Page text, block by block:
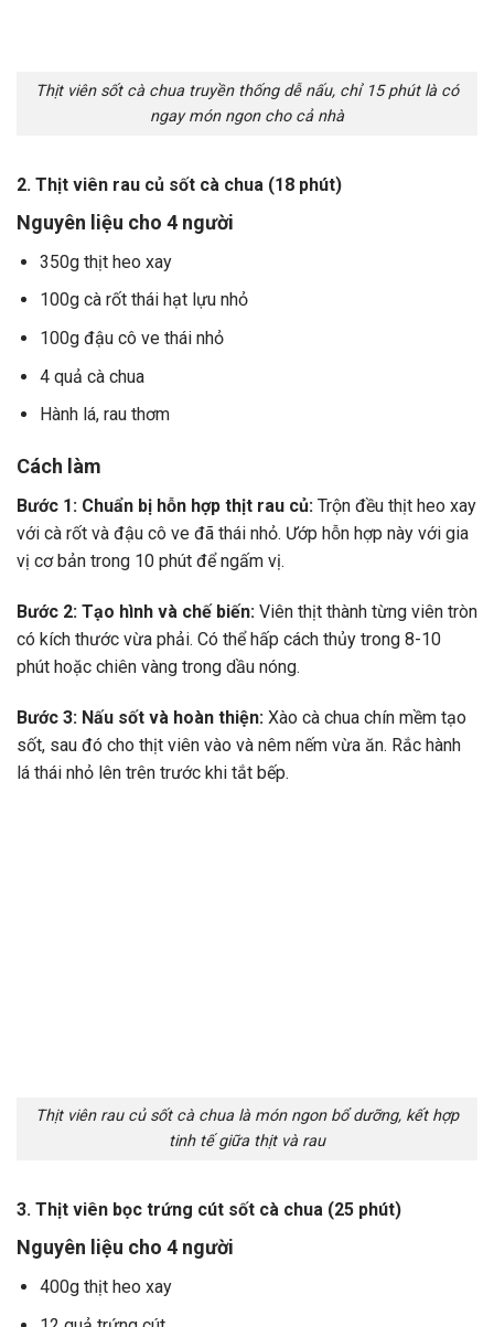
Thịt viên sốt cà chua truyền thống dễ nấu, chỉ 15 phút là có
ngay món ngon cho cả nhà
2. Thịt viên rau củ sốt cà chua (18 phút)
Nguyên liệu cho 4 người
350g thịt heo xay
100g cà rốt thái hạt lựu nhỏ
100g đậu cô ve thái nhỏ
4 quả cà chua
Hành lá, rau thơm
Cách làm
Bước 1: Chuẩn bị hỗn hợp thịt rau củ: Trộn đều thịt heo xay
với cà rốt và đậu cô ve đã thái nhỏ. Ướp hỗn hợp này với gia
vị cơ bản trong 10 phút để ngấm vị.
Bước 2: Tạo hình và chế biến: Viên thịt thành từng viên tròn
có kích thước vừa phải. Có thể hấp cách thủy trong 8-10
phút hoặc chiên vàng trong dầu nóng.
Bước 3: Nấu sốt và hoàn thiện: Xào cà chua chín mềm tạo
sốt, sau đó cho thịt viên vào và nêm nếm vừa ăn. Rắc hành
lá thái nhỏ lên trên trước khi tắt bếp.
Thịt viên rau củ sốt cà chua là món ngon bổ dưỡng, kết hợp
tinh tế giữa thịt và rau
3. Thịt viên bọc trứng cút sốt cà chua (25 phút)
Nguyên liệu cho 4 người
400g thịt heo xay